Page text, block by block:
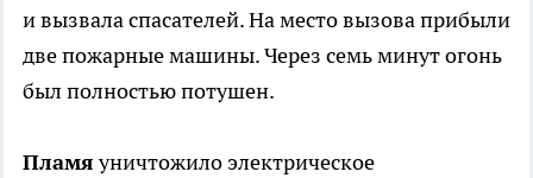
и вызвала спасателей. На место вызова прибыли
две пожарные машины. Через семь минут огонь
был полностью потушен.
Пламяуничтожило электрическое